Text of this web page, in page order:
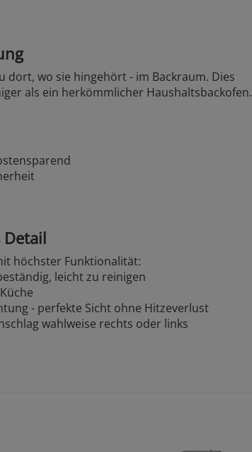
wo sie hingehört - im Backraum. Dies
als ein herkömmlicher Haushaltsbackofen.
höchster Funktionalität:
leicht zu reinigen
- perfekte Sicht ohne Hitzeverlust
wahlweise rechts oder links